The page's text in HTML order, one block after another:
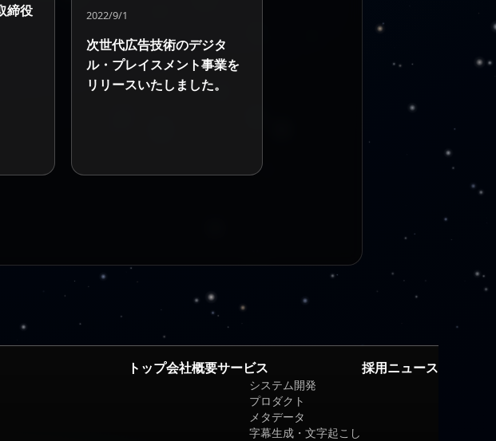
締役
2022/9/1
次世代広告技術のデジタ
ル・プレイスメント事業を
リリースいたしました。
トップ会社概要サービス
システム開発
プロダクト
メタデータ
字幕生成・文字起こし
採用ニュース